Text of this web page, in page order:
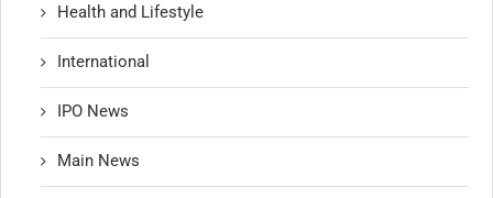
Health and Lifestyle
International
IPO News
Main News